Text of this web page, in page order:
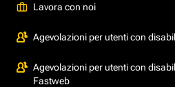
Lavora con noi
Agevolazioni per utenti con
Agevolazioni per utenti con
Fastweb